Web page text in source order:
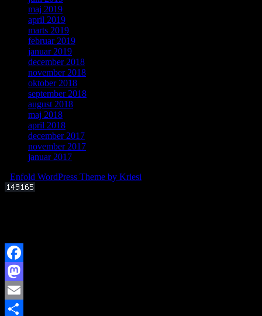
maj 2019
april 2019
marts 2019
februar 2019
januar 2019
december 2018
november 2018
oktober 2018
september 2018
august 2018
maj 2018
april 2018
december 2017
november 2017
januar 2017
Enfold WordPress Theme by Kriesi
Facebook
Mastodon
Email